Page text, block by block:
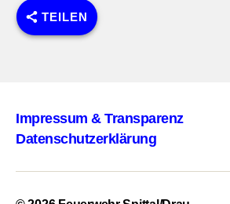
TEILEN
Impressum & Transparenz
Datenschutzerklärung